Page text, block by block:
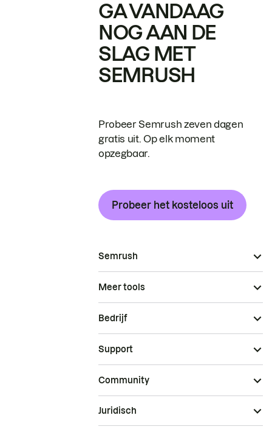
GA VANDAAG
NOG AAN DE
SLAG MET
SEMRUSH
Probeer Semrush zeven dagen
gratis uit. Op elk moment
opzegbaar.
Probeer het kosteloos uit
Semrush
Meer tools
Bedrijf
Support
Community
Juridisch